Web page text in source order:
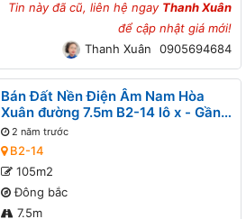
Tin này đã cũ, liên hệ ngay Thanh Xuân
để cập nhật giá mới!
Thanh Xuân
0905694684
Bán Đất Nền Điện Âm Nam Hòa
Xuân đường 7.5m B2-14 lô x - Gần
cầu Trung Lương, Gần đường
Nguyễn Phước Lan, Gần sông Đô
Tỏa
2 năm trước
B2-14
105m2
Đông bắc
7.5m